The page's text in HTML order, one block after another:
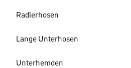
Radlerhosen
Lange Unterhosen
Unterhemden